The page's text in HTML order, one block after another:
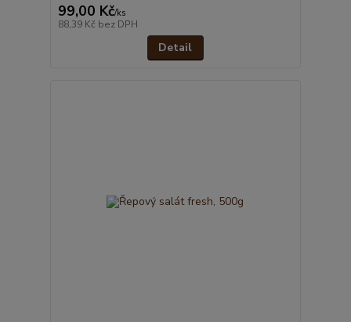
99,00 Kč/ks
88,39 Kč bez DPH
Detail